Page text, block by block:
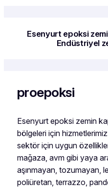
Esenyurt epoksi
Endüstriyel
proepoksi
Esenyurt epoksi zemin
bölgeleri için
sektör için uygun
mağaza, avm gibi yaya
aşınmayan, tozumayan,
poliüretan, terrazzo,